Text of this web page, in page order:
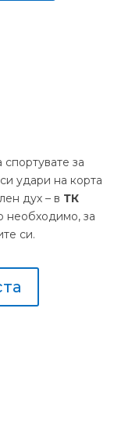
за
удари на корта
дух – в ТК
необходимо, за
си.